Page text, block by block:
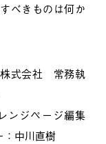
べきものは何か
株式会社 常務執
ンジページ編集
中川直樹